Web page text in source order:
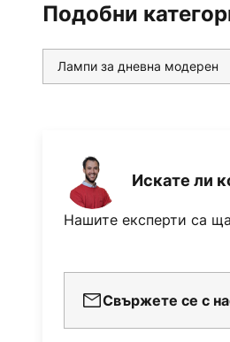
Подобни
Лампи за дневна модерен
Искате ли
Нашите експерти са
Свържете се с